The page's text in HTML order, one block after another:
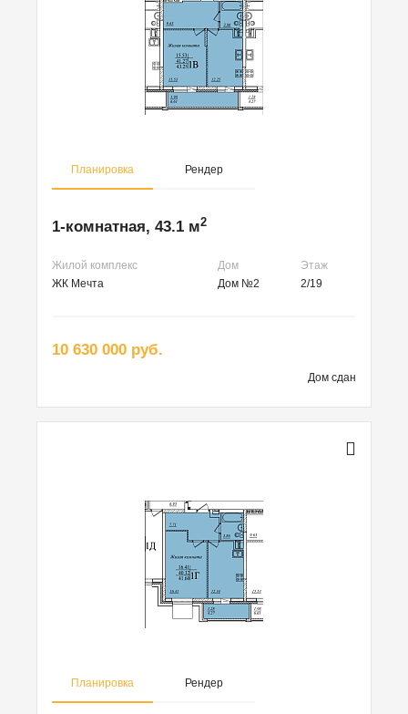
Планировка Рендер
1-комнатная, 43.1 м2
Жилой комплекс Дом
Этаж
ЖК Мечта
Дом №2 2/19
10 630 000 руб.
Дом сдан
Планировка Рендер